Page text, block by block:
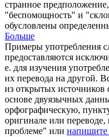
странное
"беспомощность" и
обусловлены
Больше
Примеры употребления
предоставляются
е. для изучения
их перевода на другой.
из открытых
основе двуязычных
орфографическую,
оригинале или
проблеме" или